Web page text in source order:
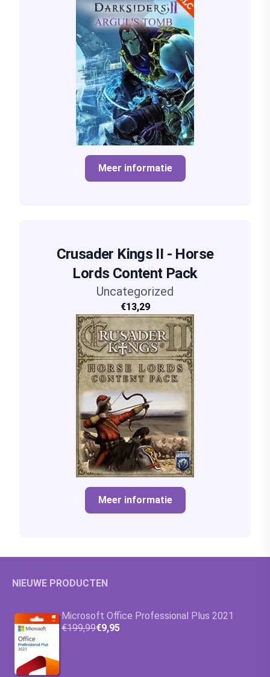
Meer informatie
Crusader Kings II - Horse
Lords Content Pack
Uncategorized
€13,29
Meer informatie
NIEUWE PRODUCTEN
Microsoft Office Professional Plus 2021
€199,99€9,95